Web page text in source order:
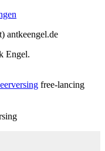
antkeengel.de
Engel.
free-lancing